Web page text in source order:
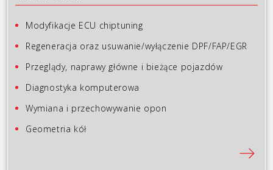
Modyfikacje ECU chiptuning
Regeneracja oraz usuwanie/wyłączenie DPF/FAP/EGR
Przeglądy, naprawy główne i bieżące pojazdów
Diagnostyka komputerowa
Wymiana i przechowywanie opon
Geometria kół